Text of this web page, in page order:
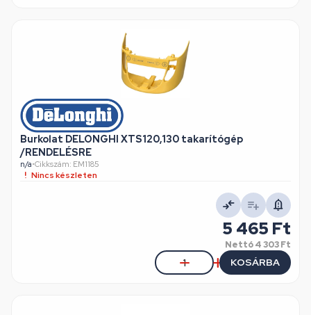
Burkolat DELONGHI XTS120,130 takarítógép
/RENDELÉSRE
n/a•Cikkszám: EM1185
Nincs készleten
5 465 Ft
Nettó4 303 Ft
KOSÁRBA